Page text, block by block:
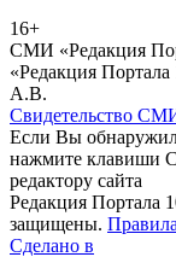
16+
СМИ «Редакция
«Редакция
А.В.
Свидетельство
Если Вы
нажмите клавиши
редактору сайта
Редакция Портала
защищены.
Сделано в